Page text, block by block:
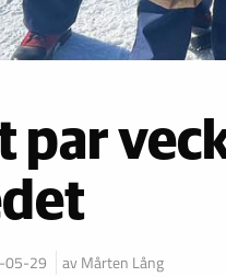
par
05-29 av Mårten Lång